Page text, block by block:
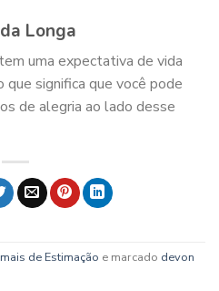
Longa
uma expectativa de vida
que significa que você pode
de alegria ao lado desse
de Estimação e marcado devon